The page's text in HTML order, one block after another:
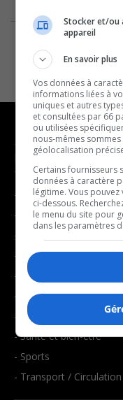
NOUVELLES
- Affaires municipales
- Communauté / Social
- Culture
- Économie
- Éducation
- Environnement
- Faits divers
- Santé et bien-être
- Sports
- Transport / Circulation
Stocker et/ou
appareil
En savoir plus
Vos données à
informations liées à
uniques et autres
et consultées par 66
ou utilisées
nous-mêmes
géolocalisation
Certains fournisseurs
données à caractère
légitime. Vous
ci-dessous.
le menu du site pour
dans les paramètres